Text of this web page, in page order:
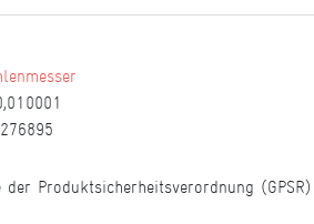
Produktsicherheitsverordnung